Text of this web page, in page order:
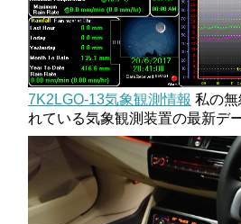
7K2LGO-13気象観測情報 私の無
れている気象観測装置の最新デ